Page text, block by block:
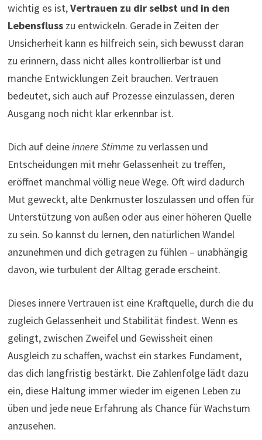
wichtig es ist,Vertrauen zu dir selbst und in den
Lebensflusszu entwickeln. Gerade in Zeiten der
Unsicherheit kann es hilfreich sein, sich bewusst daran
zu erinnern, dass nicht alles kontrollierbar ist und
manche Entwicklungen Zeit brauchen. Vertrauen
bedeutet, sich auch auf Prozesse einzulassen, deren
Ausgang noch nicht klar erkennbar ist.
Dich auf deineinnere Stimme zu verlassen und
Entscheidungen mit mehr Gelassenheit zu treffen,
eröffnet manchmal völlig neue Wege. Oft wird dadurch
Mut geweckt, alte Denkmuster loszulassen und offen für
Unterstützung von außen oder aus einer höheren Quelle
zu sein. So kannst du lernen, den natürlichen Wandel
anzunehmen und dich getragen zu fühlen – unabhängig
davon, wie turbulent der Alltag gerade erscheint.
Dieses innere Vertrauen ist eine Kraftquelle, durch die du
zugleich Gelassenheit und Stabilität findest. Wenn es
gelingt, zwischen Zweifel und Gewissheit einen
Ausgleich zu schaffen, wächst ein starkes Fundament,
das dich langfristig bestärkt. Die Zahlenfolge lädt dazu
ein, diese Haltung immer wieder im eigenen Leben zu
üben und jede neue Erfahrung als Chance für Wachstum
anzusehen.